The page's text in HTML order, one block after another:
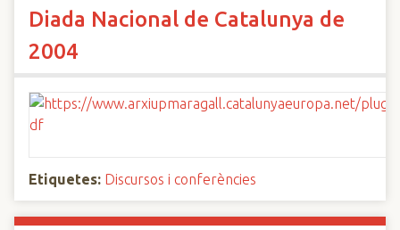
Diada Nacional de Catalunya de
2004
Etiquetes: Discursos i conferències